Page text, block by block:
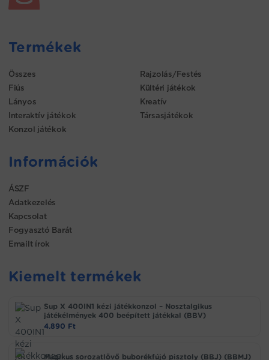
Termékek
Összes
Fiús
Lányos
Interaktív játékok
Konzol játékok
Rajzolás/Festés
Kültéri játékok
Kreatív
Társasjátékok
Információk
ÁSZF
Adatkezelés
Kapcsolat
Fogyasztó Barát
Emailt írok
Kiemelt termékek
Sup X 400IN1 kézi játékkonzol – Nosztalgikus
játékélmények 400 beépített játékkal (BBV)
4.890 Ft
Mágikus sorozatlövő buborékfújó pisztoly (BBJ) (BBMJ)